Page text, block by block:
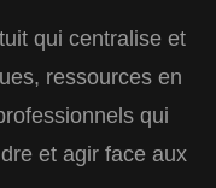
qui centralise et
ressources en
qui
et agir face aux